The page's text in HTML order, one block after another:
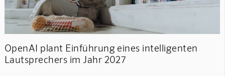
OpenAI plant Einführung eines intelligenten
Lautsprechers im Jahr 2027